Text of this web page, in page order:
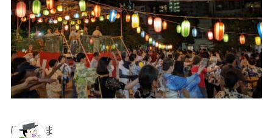
ぽちゃま